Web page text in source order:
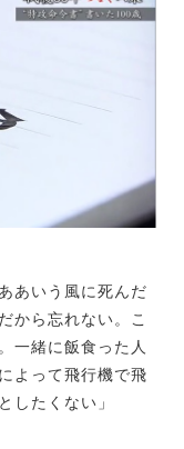
あいう風に死んだ
から忘れない。こ
一緒に飯食った人
よって飛行機で飛
したくない」